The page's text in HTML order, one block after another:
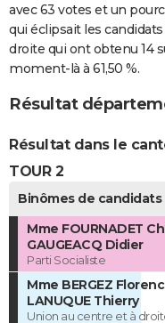
avec 63 votes et un
qui éclipsait les
droite qui ont obtenu 14
moment-là à 61,50 %.
Résultat
Résultat dans le
TOUR 2
Binômes de candidats
Mme FOURNADET
GAUGEACQ Didier
Parti Socialiste
Mme BERGEZ
LANUQUE Thierry
Union au centre et à